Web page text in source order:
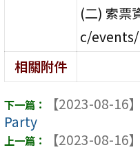
(二) 索
c/
相關附件
【2023-08-16】
Party
【2023-08-16】